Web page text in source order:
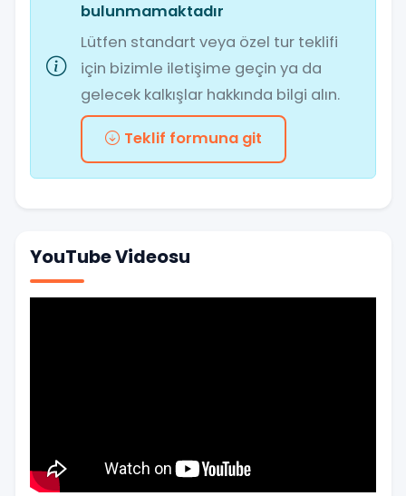
bulunmamaktadır
Lütfen standart veya özel tur teklifi
için bizimle iletişime geçin ya da
gelecek kalkışlar hakkında bilgi alın.
Teklif formuna git
YouTube Videosu